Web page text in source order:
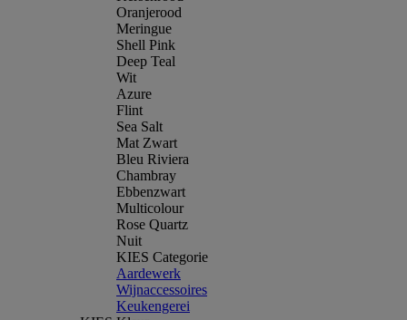
Oranjerood
Meringue
Shell Pink
Deep Teal
Wit
Azure
Flint
Sea Salt
Mat Zwart
Bleu Riviera
Chambray
Ebbenzwart
Multicolour
Rose Quartz
Nuit
KIES Categorie
Aardewerk
Wijnaccessoires
Keukengerei